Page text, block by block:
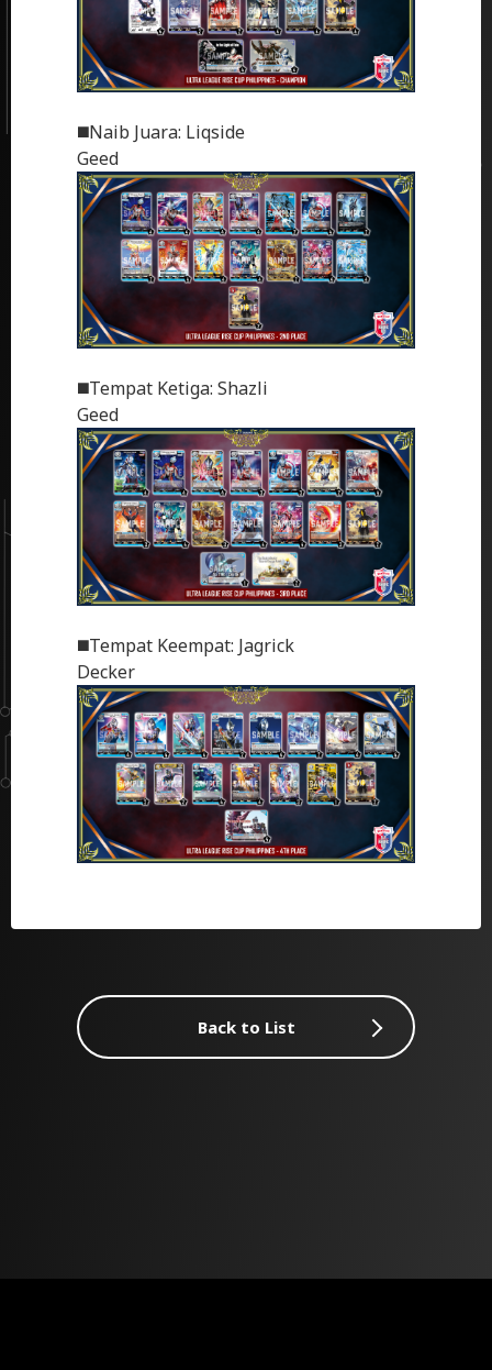
◼️Naib Juara: Liqside
Geed
◼️Tempat Ketiga: Shazli
Geed
◼️Tempat Keempat: Jagrick
Decker
Back to List